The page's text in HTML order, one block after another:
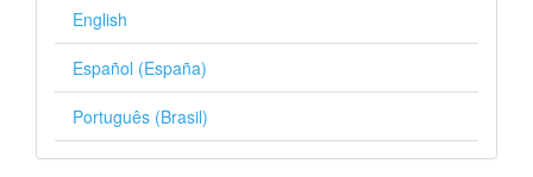
English
Español (España)
Português (Brasil)